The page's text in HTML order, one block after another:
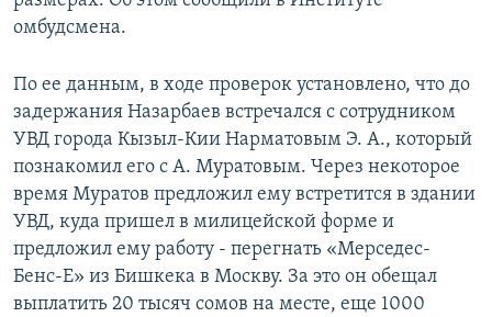
омбудсмена.
По ее данным, в ходе проверок установлено, что до
задержания Назарбаев встречался с сотрудником
УВД города Кызыл-Кии Нарматовым Э. А., который
познакомил его с А. Муратовым. Через некоторое
время Муратов предложил ему встретится в здании
УВД, куда пришел в милицейской форме и
предложил ему работу - перегнать «Мерседес-
Бенс-Е» из Бишкека в Москву. За это он обещал
выплатить 20 тысяч сомов на месте, еще 1000